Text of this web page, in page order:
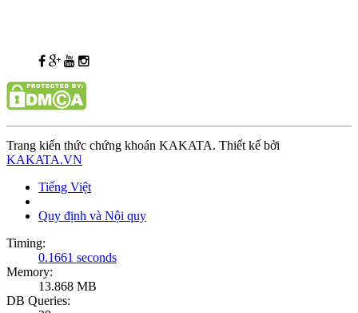
Trang kiến thức chứng khoán KAKATA. Thiết kế bởi
KAKATA.VN
Tiếng Việt
Quy định và Nội quy
Timing:
0.1661 seconds
Memory:
13.868 MB
DB Queries: